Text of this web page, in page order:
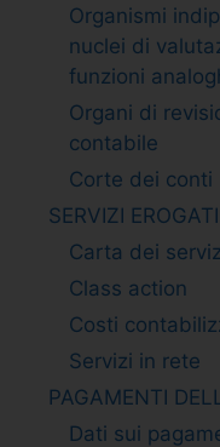
Organismi
nuclei di
funzioni
Organi di
contabile
Corte dei conti
SERVIZI EROGATI
Carta dei
Class action
Costi
Servizi in rete
PAGAMENTI
Dati sui